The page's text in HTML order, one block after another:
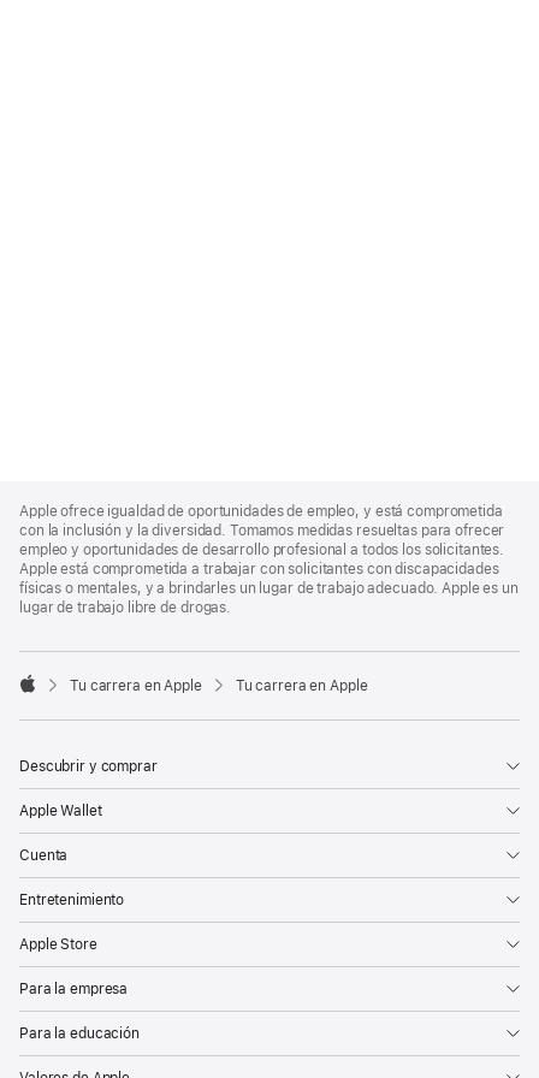
Footer
Apple ofrece igualdad de oportunidades de empleo, y está comprometida
con la inclusión y la diversidad. Tomamos medidas resueltas para ofrecer
empleo y oportunidades de desarrollo profesional a todos los solicitantes.
Apple está comprometida a trabajar con solicitantes con discapacidades
físicas o mentales, y a brindarles un lugar de trabajo adecuado. Apple es un
lugar de trabajo libre de drogas.

Tu carrera en Apple Tu carrera en Apple
Descubrir y comprar
Apple Wallet
Cuenta
Entretenimiento
Apple Store
Para la empresa
Para la educación